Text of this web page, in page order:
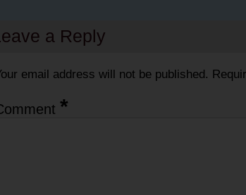
a Reply
email address will not be published.
*